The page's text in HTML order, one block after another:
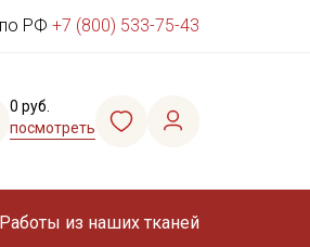
РФ +7 (800) 533-75-43
0 руб.
посмотреть
Работы из наших тканей